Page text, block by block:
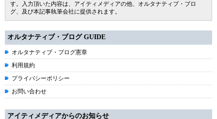
す。入力頂いた内容は、アイティメディアの他、オルタナティブ・ブロ
グ、及び本記事執筆会社に提供されます。
オルタナティブ・ブログ GUIDE
オルタナティブ・ブログ憲章
利用規約
プライバシーポリシー
お問い合わせ
アイティメディアからのお知らせ